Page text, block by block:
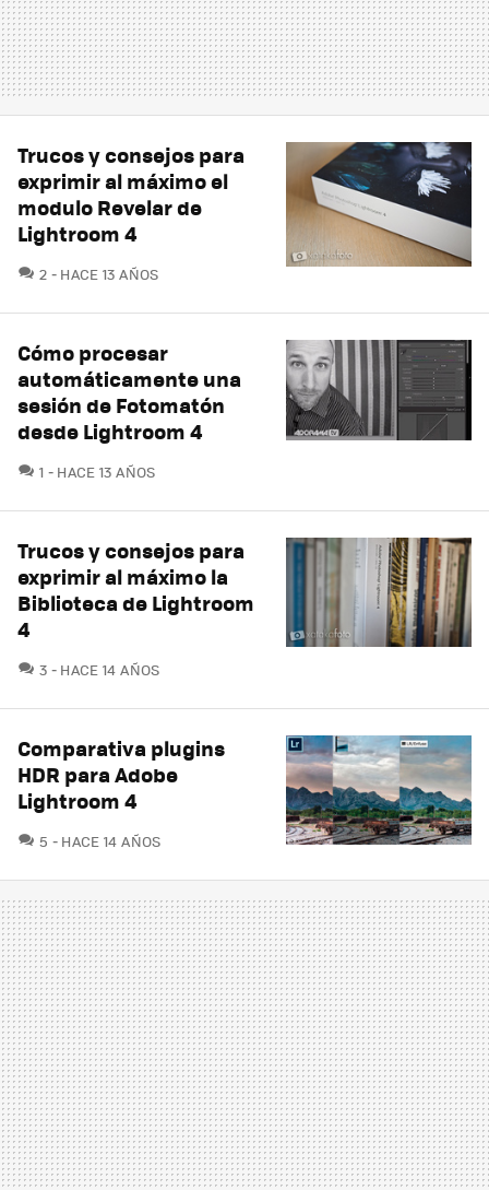
Trucos y consejos para
exprimir al máximo el
modulo Revelar de
Lightroom 4
2 COMENTARIOS
HACE 13 AÑOS
Cómo procesar
automáticamente una
sesión de Fotomatón
desde Lightroom 4
1 COMENTARIOS
HACE 13 AÑOS
Trucos y consejos para
exprimir al máximo la
Biblioteca de Lightroom
4
3 COMENTARIOS
HACE 14 AÑOS
Comparativa plugins
HDR para Adobe
Lightroom 4
5 COMENTARIOS
HACE 14 AÑOS